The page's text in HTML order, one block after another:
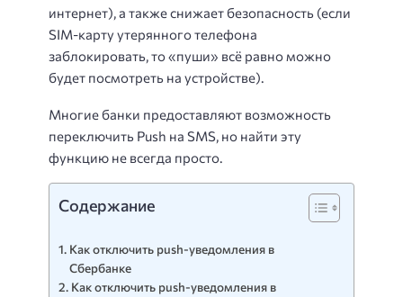
интернет), а также снижает безопасность (если
SIM-карту утерянного телефона
заблокировать, то «пуши» всё равно можно
будет посмотреть на устройстве).
Многие банки предоставляют возможность
переключить Push на SMS, но найти эту
функцию не всегда просто.
Содержание
Как отключить push-уведомления в
Сбербанке
Как отключить push-уведомления в